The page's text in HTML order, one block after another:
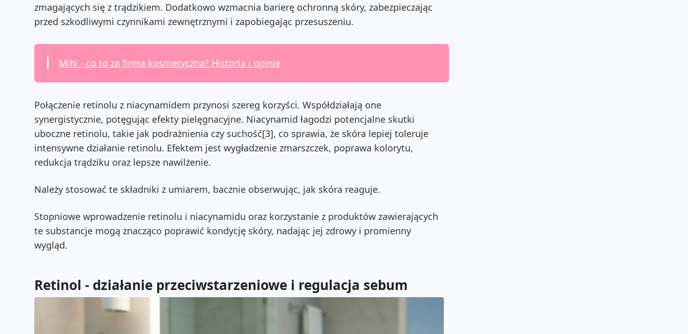
zmagających się z trądzikiem. Dodatkowo wzmacnia barierę ochronną skóry, zabezpieczając
przed szkodliwymi czynnikami zewnętrznymi i zapobiegając przesuszeniu.
Mihi - co to za firma kosmetyczna? Historia i opinie
Połączenie retinolu z niacynamidem przynosi szereg korzyści. Współdziałają one
synergistycznie, potęgując efekty pielęgnacyjne. Niacynamid łagodzi potencjalne skutki
uboczne retinolu, takie jak podrażnienia czy suchość[3], co sprawia, że skóra lepiej toleruje
intensywne działanie retinolu. Efektem jest wygładzenie zmarszczek, poprawa kolorytu,
redukcja trądziku oraz lepsze nawilżenie.
Należy stosować te składniki z umiarem, bacznie obserwując, jak skóra reaguje.
Stopniowe wprowadzenie retinolu i niacynamidu oraz korzystanie z produktów zawierających
te substancje mogą znacząco poprawić kondycję skóry, nadając jej zdrowy i promienny
wygląd.
Retinol - działanie przeciwstarzeniowe i regulacja sebum